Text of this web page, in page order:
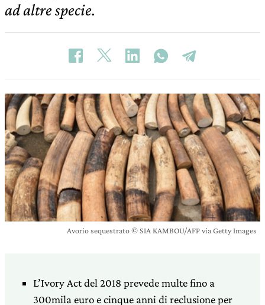
ad altre specie.
Avorio sequestrato © SIA KAMBOU/AFP via Getty Images
L’Ivory Act del 2018 prevede multe fino a
300mila euro e cinque anni di reclusione per